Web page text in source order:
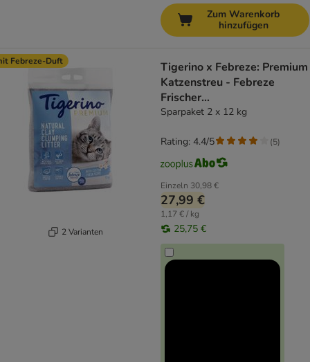
Zum Warenkorb
hinzufügen
Febreze-Duft
2 Varianten
Tigerino x Febreze: Premium
Katzenstreu - Febreze
Frischer
Baumwollblütenduft
Sparpaket 2 x 12 kg
Einzeln 30,98 €
27,99 €
1,17 € / kg
25,75 €
Rating: 4.4/5 (5)